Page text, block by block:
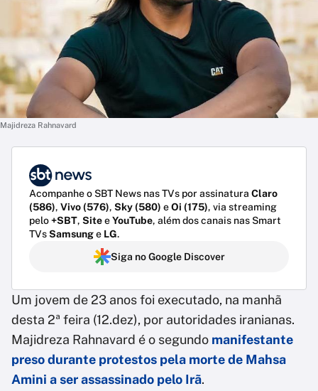
Majidreza Rahnavard
Acompanhe o SBT News nas TVs por assinatura Claro
(586), Vivo (576), Sky (580) eOi (175), via streaming
pelo+SBT, SiteeYouTube, além dos canais nas Smart
TVsSamsunge LG.
Siga no Google Discover
Um jovem de 23 anos foi executado, na manhã
desta 2ª feira (12.dez), por autoridades iranianas.
Majidreza Rahnavard é o segundo manifestante
preso durante protestos pela morte de Mahsa
Amini a ser assassinado pelo Irã.